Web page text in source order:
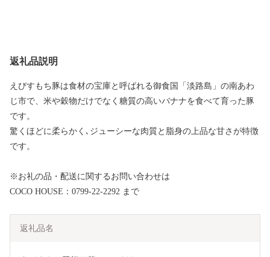
返礼品説明
えびすもち豚は食材の宝庫と呼ばれる御食国「淡路島」の南あわ
じ市で、米や穀物だけでなく糖質の高いバナナを食べて育った豚
です。
驚くほどに柔らかく､ジューシーな肉質と脂身の上品な甘さが特徴
です。
※お礼の品・配送に関するお問い合わせは
COCO HOUSE：0799-22-2292 まで
返礼品名